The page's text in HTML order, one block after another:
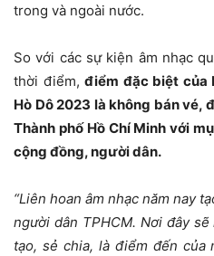
trong và ngoài nước.
So với các sự kiện âm nhạc
thời điểm,điểm đặc biệt của
Hò Dô 2023 là không bán vé,
Thành phố Hồ Chí Minh với
cộng đồng, người dân.
“Liên hoan âm nhạc năm nay
người dân TPHCM. Nơi đây
tạo, sẻ chia, là điểm đến của